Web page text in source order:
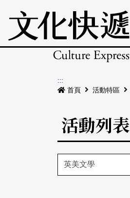
:::
首頁
活動特區
活動列表